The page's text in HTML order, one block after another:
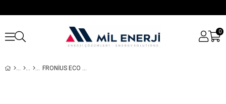
0
FRONIUS ECO 27.0-3-S WLAN/LAN/WEB SUNUCUSU ON GRID İNVERTER